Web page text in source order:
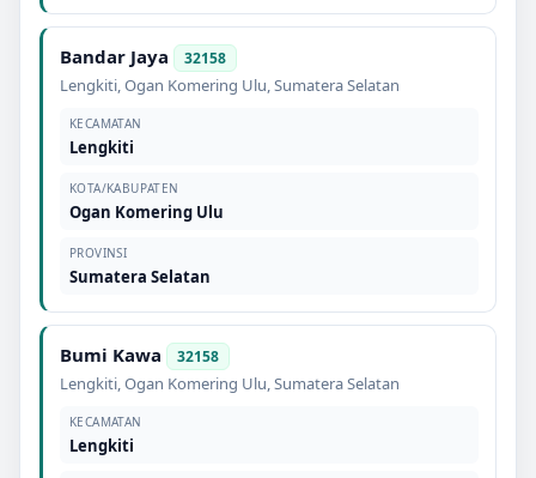
Bandar Jaya 32158
Lengkiti,Ogan Komering Ulu,Sumatera Selatan
KECAMATAN
Lengkiti
KOTA/KABUPATEN
Ogan Komering Ulu
PROVINSI
Sumatera Selatan
Bumi Kawa 32158
Lengkiti,Ogan Komering Ulu,Sumatera Selatan
KECAMATAN
Lengkiti